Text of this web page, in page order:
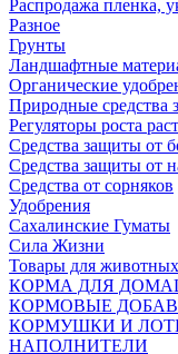
Распродажа пленка,
Разное
Грунты
Ландшафтные
Органические
Природные средства
Регуляторы роста
Средства защиты от
Средства защиты от
Средства от сорняков
Удобрения
Сахалинские Гуматы
Сила Жизни
Товары для животных
КОРМА ДЛЯ
КОРМОВЫЕ
КОРМУШКИ И
НАПОЛНИТЕЛИ